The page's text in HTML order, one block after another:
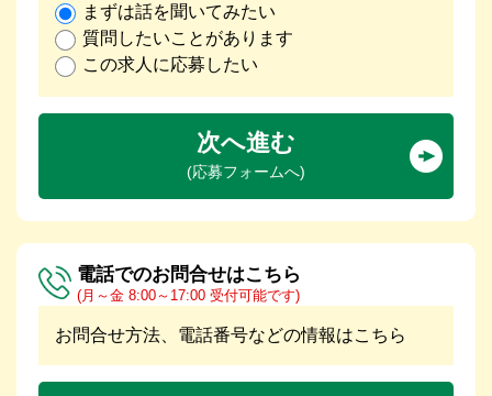
まずは話を聞いてみたい
質問したいことがあります
この求人に応募したい
次へ進む
(応募フォームへ)
電話でのお問合せはこちら
(月～金 8:00～17:00 受付可能です)
お問合せ方法、電話番号などの情報はこちら